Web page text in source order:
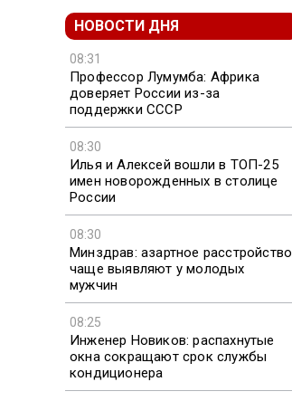
НОВОСТИ ДНЯ
08:31
Профессор Лумумба: Африка
доверяет России из-за
поддержки СССР
08:30
Илья и Алексей вошли в ТОП-25
имен новорожденных в столице
России
08:30
Минздрав: азартное расстройство
чаще выявляют у молодых
мужчин
08:25
Инженер Новиков: распахнутые
окна сокращают срок службы
кондиционера